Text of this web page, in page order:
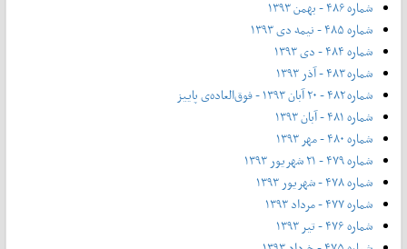
شماره ۴۸۶ - بهمن ۱۳۹۳
شماره ۴۸۵ - نیمه دی ۱۳۹۳
شماره ۴۸۴ - دی ۱۳۹۳
شماره ۴۸۳ - آذر ۱۳۹۳
شماره ۴۸۲ - ۲۰ آبان ۱۳۹۳ - فوق‌العاده‌ی پاییز
شماره ۴۸۱ - آبان ۱۳۹۳
شماره ۴۸۰ - مهر ۱۳۹۳
شماره ۴۷۹ - ۲۱ شهریور ۱۳۹۳
شماره ۴۷۸ - شهریور ۱۳۹۳
شماره ۴۷۷ - مرداد ۱۳۹۳
شماره ۴۷۶ - تیر ۱۳۹۳